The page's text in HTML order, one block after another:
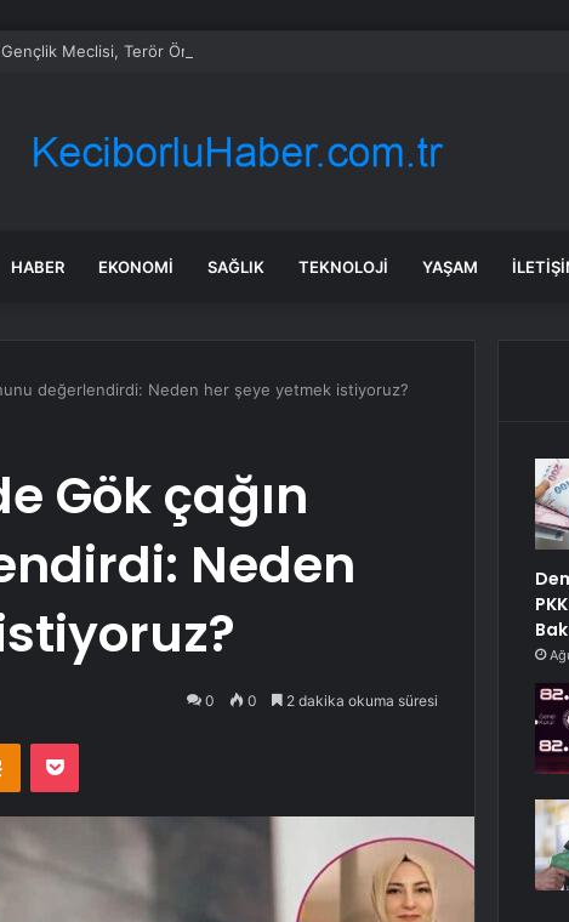
Meclisi, Terör Örgütü PKK Lideri Öcalan ile Görüşmek İçin Adalet
HABER EKONOMI SAĞLIK TEKNOLOJI YAŞAM
değerlendirdi: Neden her şeye yetmek istiyoruz?
Gök çağın
Neden
0 0 2 dakika okuma süresi
Odnoklassniki
Pocket